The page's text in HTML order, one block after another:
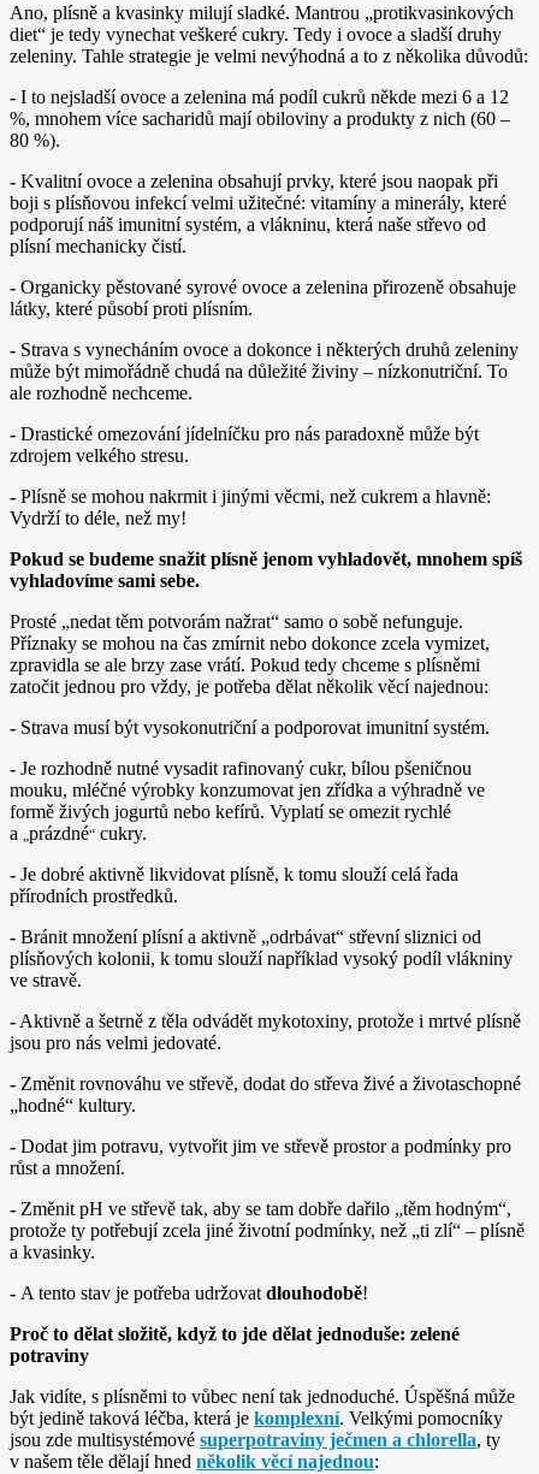
Ano, plísně a kvasinky milují sladké. Mantrou „protikvasinkových
diet“ je tedy vynechat veškeré cukry. Tedy i ovoce a sladší druhy
zeleniny. Tahle strategie je velmi nevýhodná a to z několika důvodů:
- I to nejsladší ovoce a zelenina má podíl cukrů někde mezi 6 a 12
%, mnohem více sacharidů mají obiloviny a produkty z nich (60 –
80 %).
- Kvalitní ovoce a zelenina obsahují prvky, které jsou naopak při
boji s plísňovou infekcí velmi užitečné: vitamíny a minerály, které
podporují náš imunitní systém, a vlákninu, která naše střevo od
plísní mechanicky čistí.
- Organicky pěstované syrové ovoce a zelenina přirozeně obsahuje
látky, které působí proti plísním.
- Strava s vynecháním ovoce a dokonce i některých druhů zeleniny
může být mimořádně chudá na důležité živiny – nízkonutriční. To
ale rozhodně nechceme.
- Drastické omezování jídelníčku pro nás paradoxně může být
zdrojem velkého stresu.
- Plísně se mohou nakrmit i jinými věcmi, než cukrem a hlavně:
Vydrží to déle, než my!
Pokud se budeme snažit plísně jenom vyhladovět, mnohem spíš
vyhladovíme sami sebe.
Prosté „nedat těm potvorám nažrat“ samo o sobě nefunguje.
Příznaky se mohou na čas zmírnit nebo dokonce zcela vymizet,
zpravidla se ale brzy zase vrátí. Pokud tedy chceme s plísněmi
zatočit jednou pro vždy, je potřeba dělat několik věcí najednou:
- Strava musí být vysokonutriční a podporovat imunitní systém.
- Je rozhodně nutné vysadit rafinovaný cukr, bílou pšeničnou
mouku, mléčné výrobky konzumovat jen zřídka a výhradně ve
formě živých jogurtů nebo kefírů. Vyplatí se omezit rychlé
a „prázdné“ cukry.
- Je dobré aktivně likvidovat plísně, k tomu slouží celá řada
přírodních prostředků.
- Bránit množení plísní a aktivně „odrbávat“ střevní sliznici od
plísňových kolonii, k tomu slouží například vysoký podíl vlákniny
ve stravě.
- Aktivně a šetrně z těla odvádět mykotoxiny, protože i mrtvé plísně
jsou pro nás velmi jedovaté.
- Změnit rovnováhu ve střevě, dodat do střeva živé a životaschopné
„hodné“ kultury.
- Dodat jim potravu, vytvořit jim ve střevě prostor a podmínky pro
růst a množení.
- Změnit pH ve střevě tak, aby se tam dobře dařilo „těm hodným“,
protože ty potřebují zcela jiné životní podmínky, než „ti zlí“ – plísně
a kvasinky.
- A tento stav je potřeba udržovat dlouhodobě!
Proč to dělat složitě, když to jde dělat jednoduše: zelené
potraviny
Jak vidíte, s plísněmi to vůbec není tak jednoduché. Úspěšná může
být jedině taková léčba, která je komplexní. Velkými pomocníky
jsou zde multisystémové superpotraviny ječmen a chlorella, ty
v našem těle dělají hned několik věcí najednou: